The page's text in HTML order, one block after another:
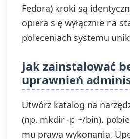
Fedora) kroki są
opiera się wyłącznie na
poleceniach systemu
Jak zainstalować
uprawnień
Utwórz katalog na
(np. mkdir -p ~/bin),
mu prawa wykonania.